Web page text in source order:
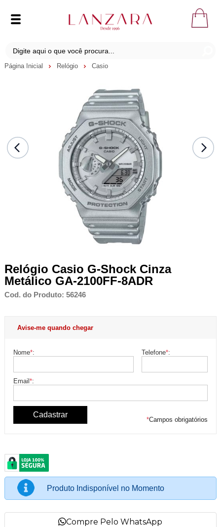
Página Inicial Relógio Casio
Relógio Casio G-Shock Cinza
Metálico GA-2100FF-8ADR
Cod. do Produto: 56246
Avise-me quando chegar
Nome*: Telefone*:
Email*:
*Campos obrigatórios
Produto Indisponível no Momento
Compre Pelo WhatsApp